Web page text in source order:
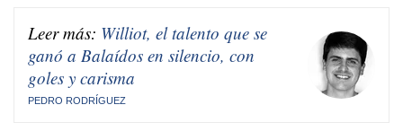
Leer más: Williot, el talento que se
ganó a Balaídos en silencio, con
goles y carisma
PEDRO RODRÍGUEZ